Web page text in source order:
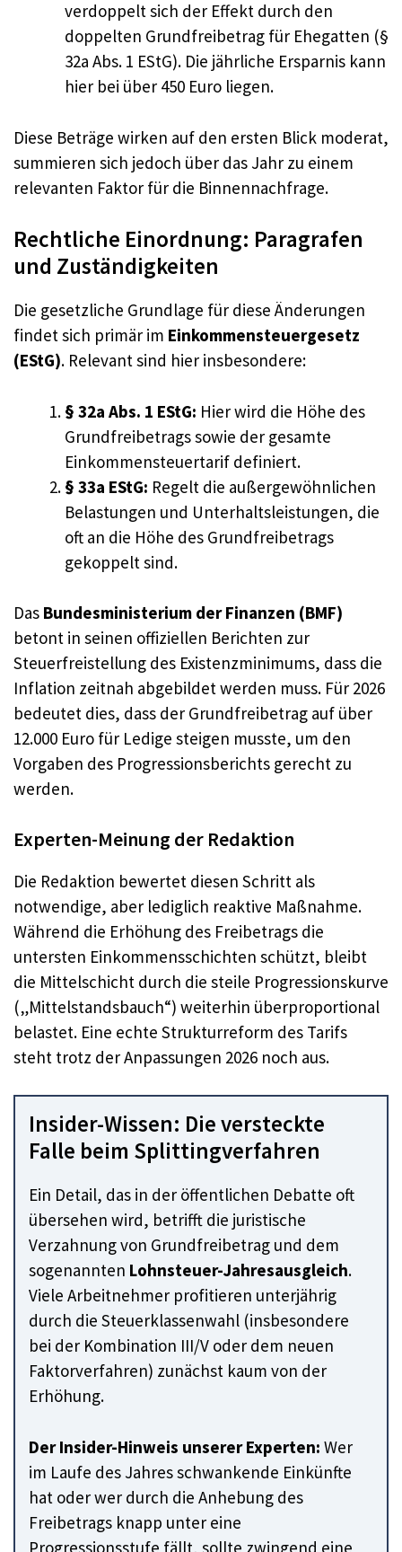
verdoppelt sich der Effekt durch den
doppelten Grundfreibetrag für Ehegatten (§
32a Abs. 1 EStG). Die jährliche Ersparnis kann
hier bei über 450 Euro liegen.
Diese Beträge wirken auf den ersten Blick moderat,
summieren sich jedoch über das Jahr zu einem
relevanten Faktor für die Binnennachfrage.
Rechtliche Einordnung: Paragrafen
und Zuständigkeiten
Die gesetzliche Grundlage für diese Änderungen
findet sich primär im Einkommensteuergesetz
(EStG). Relevant sind hier insbesondere:
§ 32a Abs. 1 EStG: Hier wird die Höhe des
Grundfreibetrags sowie der gesamte
Einkommensteuertarif definiert.
§ 33a EStG: Regelt die außergewöhnlichen
Belastungen und Unterhaltsleistungen, die
oft an die Höhe des Grundfreibetrags
gekoppelt sind.
Das Bundesministerium der Finanzen (BMF)
betont in seinen offiziellen Berichten zur
Steuerfreistellung des Existenzminimums, dass die
Inflation zeitnah abgebildet werden muss. Für 2026
bedeutet dies, dass der Grundfreibetrag auf über
12.000 Euro für Ledige steigen musste, um den
Vorgaben des Progressionsberichts gerecht zu
werden.
Experten-Meinung der Redaktion
Die Redaktion bewertet diesen Schritt als
notwendige, aber lediglich reaktive Maßnahme.
Während die Erhöhung des Freibetrags die
untersten Einkommensschichten schützt, bleibt
die Mittelschicht durch die steile Progressionskurve
(„Mittelstandsbauch“) weiterhin überproportional
belastet. Eine echte Strukturreform des Tarifs
steht trotz der Anpassungen 2026 noch aus.
Insider-Wissen: Die versteckte
Falle beim Splittingverfahren
Ein Detail, das in der öffentlichen Debatte oft
übersehen wird, betrifft die juristische
Verzahnung von Grundfreibetrag und dem
sogenannten Lohnsteuer-Jahresausgleich.
Viele Arbeitnehmer profitieren unterjährig
durch die Steuerklassenwahl (insbesondere
bei der Kombination III/V oder dem neuen
Faktorverfahren) zunächst kaum von der
Erhöhung.
Der Insider-Hinweis unserer Experten: Wer
im Laufe des Jahres schwankende Einkünfte
hat oder wer durch die Anhebung des
Freibetrags knapp unter eine
Progressionsstufe fällt, sollte zwingend eine